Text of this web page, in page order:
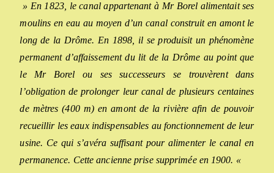
» En 1823, le canal appartenant à Mr Borel alimentait ses
moulins en eau au moyen d’un canal construit en amont le
long de la Drôme. En 1898, il se produisit un phénomène
permanent d’affaissement du lit de la Drôme au point que
le Mr Borel ou ses successeurs se trouvèrent dans
l’obligation de prolonger leur canal de plusieurs centaines
de mètres (400 m) en amont de la rivière afin de pouvoir
recueillir les eaux indispensables au fonctionnement de leur
usine. Ce qui s’avéra suffisant pour alimenter le canal en
permanence. Cette ancienne prise supprimée en 1900. «